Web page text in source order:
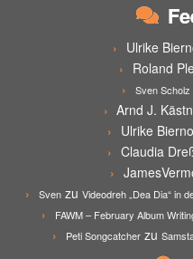
Ulrike
Roland
Sven Scholz
Arnd J.
Ulrike
Claudia
Sven zu Videodreh „Dea Dia“ in
FAWM – February Album
Peti Songcatcher zu